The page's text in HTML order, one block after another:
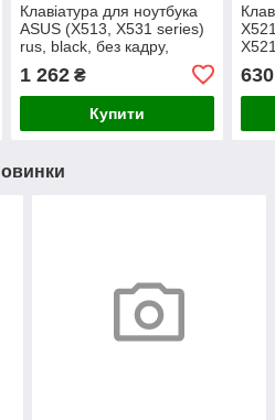
Клавіатура для ноутбука
ASUS (X513, X531 series)
rus, black, без кадру,
1 262₴
Купити
630